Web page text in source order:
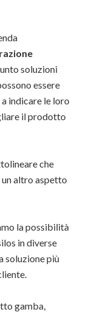
soluzioni
essere
indicare le loro
il prodotto
che
altro aspetto
la possibilità
in diverse
soluzione più
gamba,